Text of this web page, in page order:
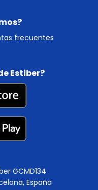
frecuentes
Estiber?
GCMD134
España